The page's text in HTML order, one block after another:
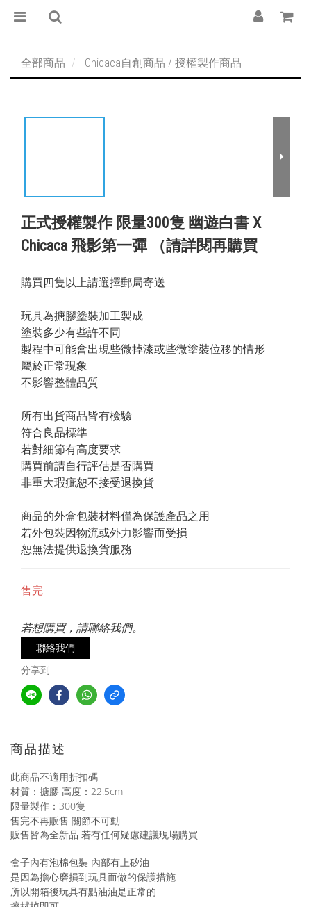
全部商品 Chicaca自創商品 / 授權製作商品
正式授權製作 限量300隻 幽遊白書 X
Chicaca 飛影第一彈 （請詳閱再購買
購買四隻以上請選擇郵局寄送
玩具為搪膠塗裝加工製成
塗裝多少有些許不同
製程中可能會出現些微掉漆或些微塗裝位移的情形
屬於正常現象
不影響整體品質
所有出貨商品皆有檢驗
符合良品標準
若對細節有高度要求
購買前請自行評估是否購買
非重大瑕疵恕不接受退換貨
商品的外盒包裝材料僅為保護產品之用
若外包裝因物流或外力影響而受損
恕無法提供退換貨服務
售完
若想購買，請聯絡我們。
聯絡我們
分享到
商品描述
此商品不適用折扣碼
材質：搪膠 高度：22.5cm
限量製作：300隻
售完不再販售 關節不可動
販售皆為全新品 若有任何疑慮建議現場購買
盒子內有泡棉包裝 內部有上矽油
是因為擔心磨損到玩具而做的保護措施
所以開箱後玩具有點油油是正常的